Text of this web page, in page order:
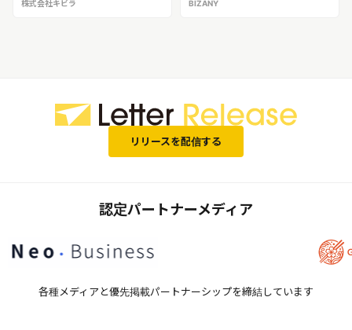
株式会社キビラ BIZANY
リリースを配信する
認定パートナーメディア
各種メディアと優先掲載パートナーシップを締結しています